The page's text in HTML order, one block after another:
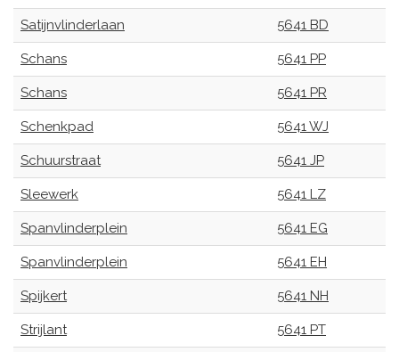
Satijnvlinderlaan 5641 BD
Schans 5641 PP
Schans 5641 PR
Schenkpad 5641 WJ
Schuurstraat 5641 JP
Sleewerk 5641 LZ
Spanvlinderplein 5641 EG
Spanvlinderplein 5641 EH
Spijkert 5641 NH
Strijlant 5641 PT